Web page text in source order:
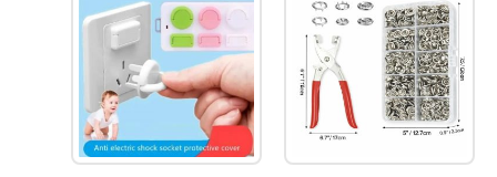
890.00৳ .550.00৳ .
1,090.00৳ .520.00৳ .